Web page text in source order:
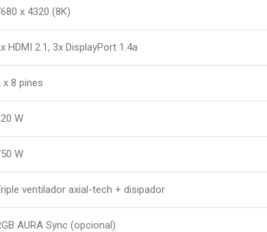
x 4320 (8K)
HDMI 2.1, 3x DisplayPort 1.4a
x 8 pines
W
W
ventilador axial-tech + disipador
AURA Sync (opcional)